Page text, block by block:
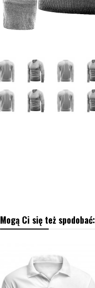
Mogą Ci się też spodobać: